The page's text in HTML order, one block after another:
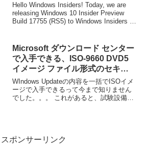
Hello Windows Insiders! Today, we are
releasing Windows 10 Insider Preview
Build 17755 (RS5) to Windows Insiders in
Microsoft ダウンロード センター
で入手できる、ISO-9660 DVD5
イメージ ファイル形式のセキュ
リティ更新プログラム
WIndows Updateの内容を一括でISOイメ
ージで入手できるって今まで知りません
でした。。。 これがあると、試験設備の
スポンサーリンク